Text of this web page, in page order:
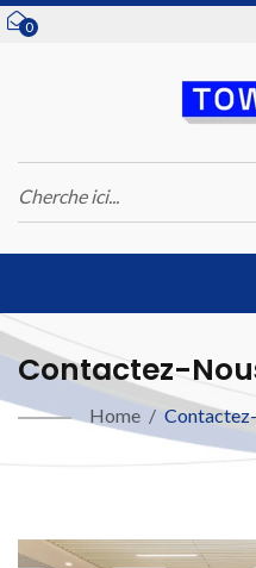
0
Contactez-
Home /